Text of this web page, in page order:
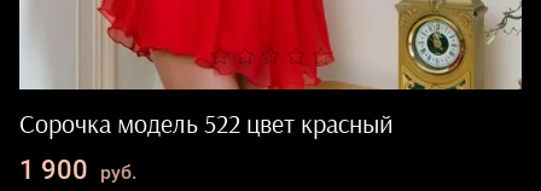
Сорочка модель 522 цвет красный
1 900 руб.